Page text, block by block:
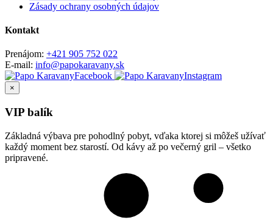
Zásady ochrany osobných údajov
Kontakt
Prenájom: +421 905 752 022
E-mail: info@papokaravany.sk
Facebook
Instagram
×
VIP balík
Základná výbava pre pohodlný pobyt, vďaka ktorej si môžeš užívať
každý moment bez starostí. Od kávy až po večerný gril – všetko
pripravené.